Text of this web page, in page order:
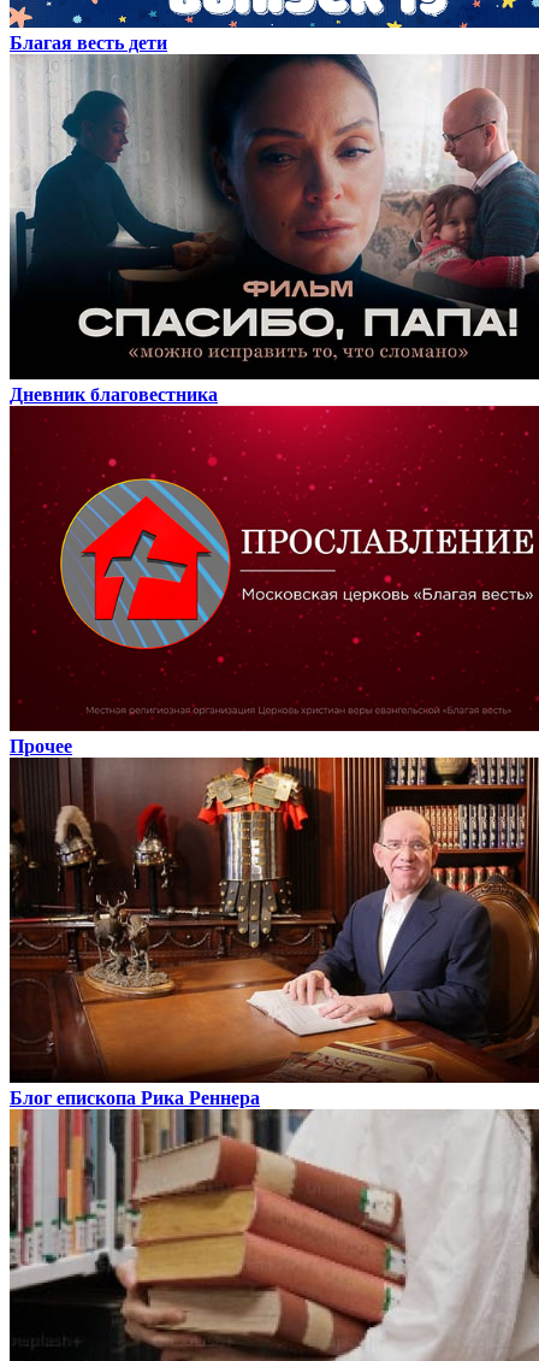
Благая весть дети
Дневник благовестника
Прочее
Блог епископа Рика Реннера